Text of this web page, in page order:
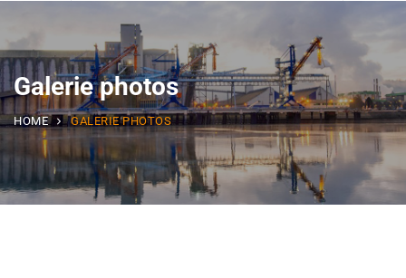
Galerie photos
HOME GALERIE PHOTOS